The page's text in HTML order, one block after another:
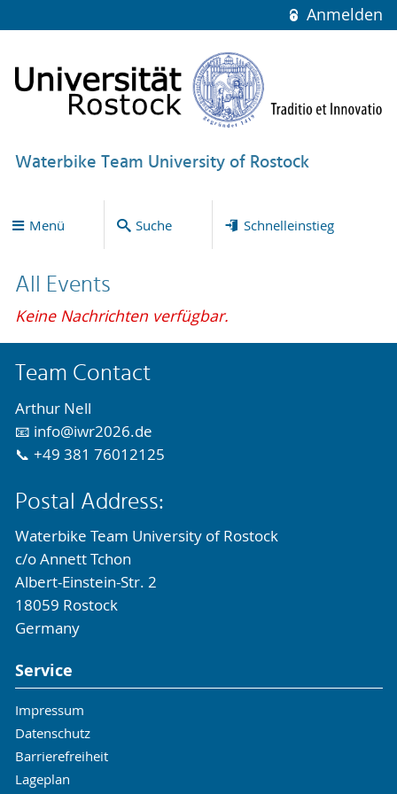
Anmelden
Waterbike Team University of Rostock
Menü Suche Schnelleinstieg
All Events
Keine Nachrichten verfügbar.
Team Contact
Arthur Nell
📧 info@iwr2026.de
📞 +49 381 76012125
Postal Address:
Waterbike Team University of Rostock
c/o Annett Tchon
Albert-Einstein-Str. 2
18059 Rostock
Germany
Service
Impressum
Datenschutz
Barrierefreiheit
Lageplan